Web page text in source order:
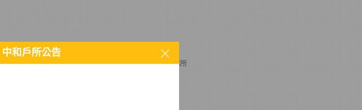
事處），次月月初於本所網頁公告招領1個月後，將依本所
關問題請致電保管單位洽詢。
路236號4樓)
中和戶所公告